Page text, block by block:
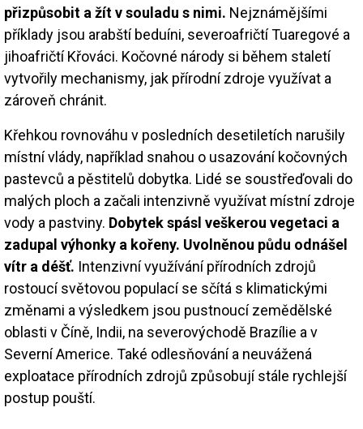
přizpůsobit a žít v souladu s nimi. Nejznámějšími
příklady jsou arabští beduíni, severoafričtí Tuaregové a
jihoafričtí Křováci. Kočovné národy si během staletí
vytvořily mechanismy, jak přírodní zdroje využívat a
zároveň chránit.
Křehkou rovnováhu v posledních desetiletích narušily
místní vlády, například snahou o usazování kočovných
pastevců a pěstitelů dobytka. Lidé se soustřeďovali do
malých ploch a začali intenzivně využívat místní zdroje
vody a pastviny. Dobytek spásl veškerou vegetaci a
zadupal výhonky a kořeny. Uvolněnou půdu odnášel
vítr a déšť. Intenzivní využívání přírodních zdrojů
rostoucí světovou populací se sčítá s klimatickými
změnami a výsledkem jsou pustnoucí zemědělské
oblasti v Číně, Indii, na severovýchodě Brazílie a v
Severní Americe. Také odlesňování a neuvážená
exploatace přírodních zdrojů způsobují stále rychlejší
postup pouští.